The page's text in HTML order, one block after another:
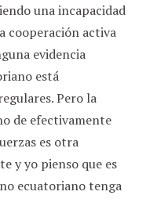
una incapacidad
cooperación activa
evidencia
está
Pero la
de efectivamente
es otra
y yo pienso que es
ecuatoriano tenga